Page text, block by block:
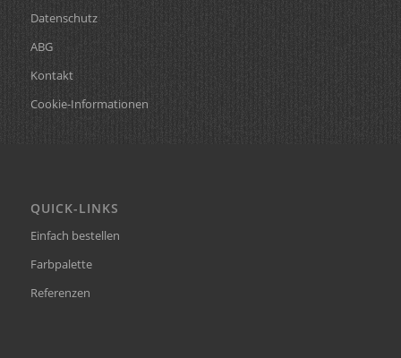
Datenschutz
ABG
Kontakt
Cookie-Informationen
QUICK-LINKS
Einfach bestellen
Farbpalette
Referenzen